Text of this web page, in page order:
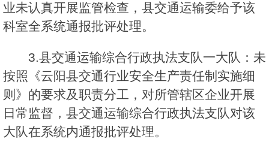
业未认真开展监管检查，县交通运输委给予该
科室全系统通报批评处理。
3.县交通运输综合行政执法支队一大队：未
按照《云阳县交通行业安全生产责任制实施细
则》的要求及职责分工，对所管辖区企业开展
日常监督，县交通运输综合行政执法支队对该
大队在系统内通报批评处理。